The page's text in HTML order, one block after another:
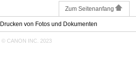
Zum Seitenanfang
Drucken von Fotos und Dokumenten
© CANON INC. 2023